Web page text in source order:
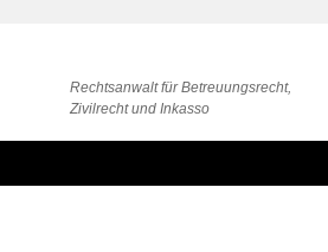
Rechtsanwalt für Betreuungsrecht,
Zivilrecht und Inkasso